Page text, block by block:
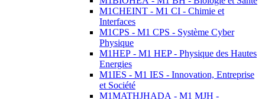
M1CHEINT - M1 CI - Chimie et
Interfaces
M1CPS - M1 CPS - Système Cyber
Physique
M1HEP - M1 HEP - Physique des Hautes
Energies
M1IES - M1 IES - Innovation, Entreprise
et Société
M1MATHJHADA - M1 MJH -